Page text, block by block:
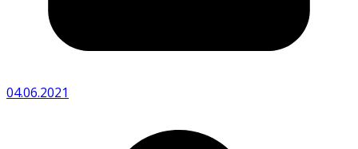
04.06.2021